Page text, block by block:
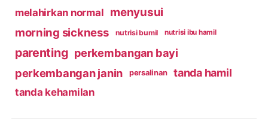
melahirkan normal menyusui
morning sickness nutrisi bumil nutrisi ibu hamil
parenting perkembangan bayi
perkembangan janin
persalinan tanda hamil
tanda kehamilan